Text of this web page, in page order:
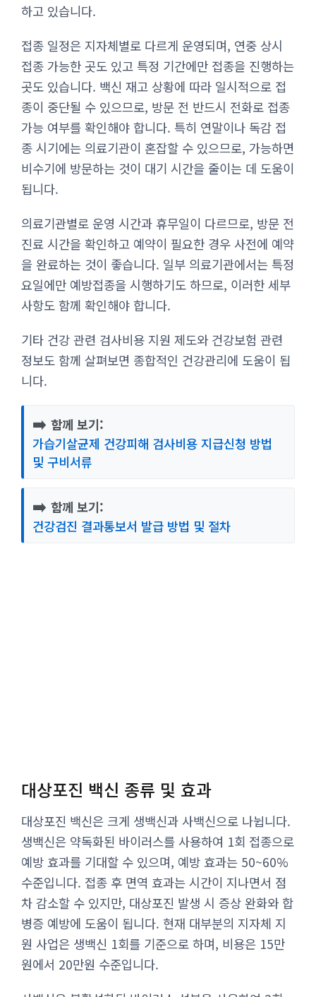
하고 있습니다.
접종 일정은 지자체별로 다르게 운영되며, 연중 상시
접종 가능한 곳도 있고 특정 기간에만 접종을 진행하는
곳도 있습니다. 백신 재고 상황에 따라 일시적으로 접
종이 중단될 수 있으므로, 방문 전 반드시 전화로 접종
가능 여부를 확인해야 합니다. 특히 연말이나 독감 접
종 시기에는 의료기관이 혼잡할 수 있으므로, 가능하면
비수기에 방문하는 것이 대기 시간을 줄이는 데 도움이
됩니다.
의료기관별로 운영 시간과 휴무일이 다르므로, 방문 전
진료 시간을 확인하고 예약이 필요한 경우 사전에 예약
을 완료하는 것이 좋습니다. 일부 의료기관에서는 특정
요일에만 예방접종을 시행하기도 하므로, 이러한 세부
사항도 함께 확인해야 합니다.
기타 건강 관련 검사비용 지원 제도와 건강보험 관련
정보도 함께 살펴보면 종합적인 건강관리에 도움이 됩
니다.
➡️ 함께 보기:
가습기살균제 건강피해 검사비용 지급신청 방법
및 구비서류
➡️ 함께 보기:
건강검진 결과통보서 발급 방법 및 절차
대상포진 백신 종류 및 효과
대상포진 백신은 크게 생백신과 사백신으로 나뉩니다.
생백신은 약독화된 바이러스를 사용하여 1회 접종으로
예방 효과를 기대할 수 있으며, 예방 효과는 50~60%
수준입니다. 접종 후 면역 효과는 시간이 지나면서 점
차 감소할 수 있지만, 대상포진 발생 시 증상 완화와 합
병증 예방에 도움이 됩니다. 현재 대부분의 지자체 지
원 사업은 생백신 1회를 기준으로 하며, 비용은 15만
원에서 20만원 수준입니다.